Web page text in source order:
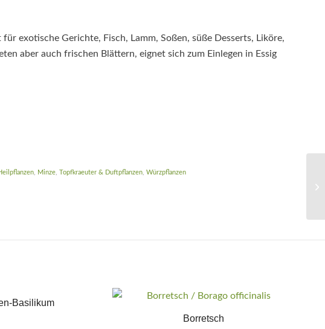
exotische Gerichte, Fisch, Lamm, Soßen, süße Desserts, Liköre,
aber auch frischen Blättern, eignet sich zum Einlegen in Essig
, Minze, Topfkraeuter & Duftpflanzen, Würzpflanzen
Basilikum
Borretsch